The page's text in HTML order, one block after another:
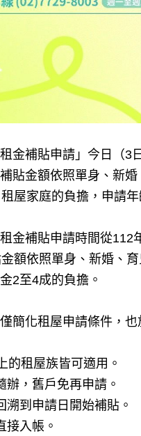
金補貼申請」今日（3
貼金額依照單身、新
屋家庭的負擔，申請
金補貼申請時間從
額依照單身、新婚、
2至4成的負擔。
簡化租屋申請條件，
的租屋族皆可適用。
辦，舊戶免再申請。
溯到申請日開始補貼。
接入帳。